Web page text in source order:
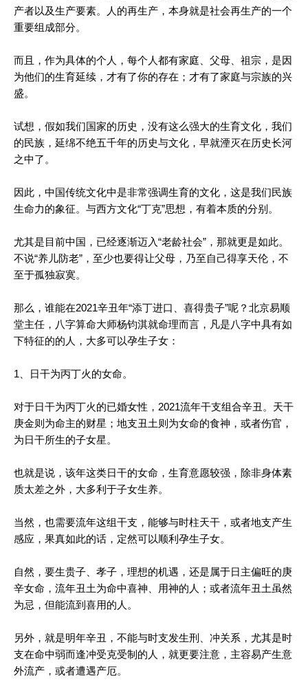
产者以及生产要素。人的再生产，本身就是社会再生产的一个
重要组成部分。
而且，作为具体的个人，每个人都有家庭、父母、祖宗，是因
为他们的生育延续，才有了你的存在；才有了家庭与宗族的兴
盛。
试想，假如我们国家的历史，没有这么强大的生育文化，我们
的民族，延绵不绝五千年的历史与文化，早就湮灭在历史长河
之中了。
因此，中国传统文化中是非常强调生育的文化，这是我们民族
生命力的象征。与西方文化“丁克”思想，有着本质的分别。
尤其是目前中国，已经逐渐迈入“老龄社会”，那就更是如此。
不说“养儿防老”，至少也要得让父母，乃至自己得享天伦，不
至于孤独寂寞。
那么，谁能在2021辛丑年“添丁进口、喜得贵子”呢？北京易顺
堂主任，八字算命大师杨钧淇就命理而言，凡是八字中具有如
下特征的的人，大多可以孕生子女：
1、日干为丙丁火的女命。
对于日干为丙丁火的已婚女性，2021流年干支组合辛丑。天干
庚金则为命主的财星；地支丑土则为女命的食神，或者伤官，
为日干所生的子女星。
也就是说，该年这类日干的女命，生育意愿较强，除非身体素
质太差之外，大多利于子女生养。
当然，也需要流年这组干支，能够与时柱天干，或者地支产生
感应，果真如此的话，定然可以顺利孕生子女。
自然，要生贵子、孝子，理想的机遇，还是属于日主偏旺的庚
辛女命，流年丑土为命中喜神、用神的人；或者流年丑土虽然
为忌，但能流到喜用的人。
另外，就是明年辛丑，不能与时支发生刑、冲关系，尤其是时
支在命中弱而逢冲受克受制的人，就更要注意，主容易产生意
外流产，或者遭遇产厄。